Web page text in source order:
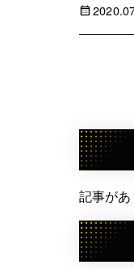
記事があ